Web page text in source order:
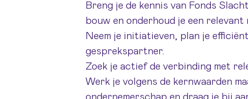
Breng je de kennis van Fonds
bouw en onderhoud je een relevant
Neem je initiatieven, plan je
gesprekspartner.
Zoek je actief de verbinding met
Werk je volgens de kernwaarden
ondernemerschap en draag je bij